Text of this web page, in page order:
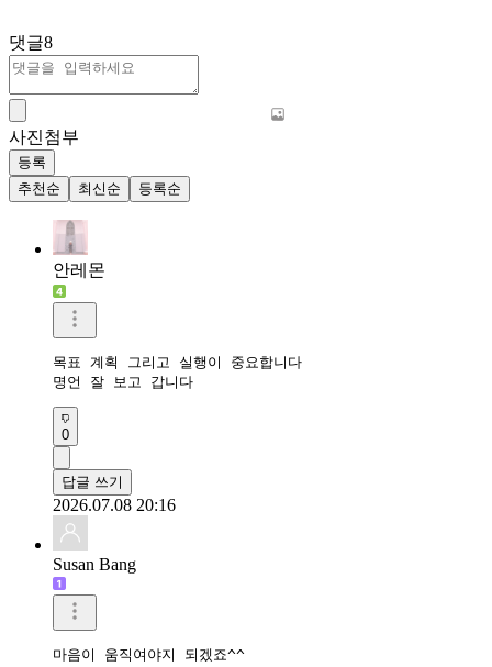
댓글8
사진첨부
등록
추천순
최신순 등록순
안레몬
목표 계획 그리고 실행이 중요합니다
명언 잘 보고 갑니다
0
답글 쓰기
2026.07.08 20:16
Susan Bang
마음이 움직여야지 되겠죠^^